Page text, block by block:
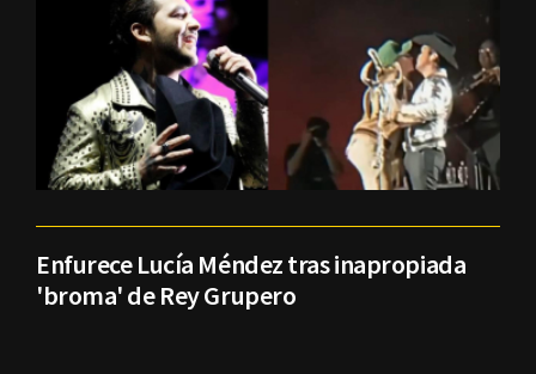
Enfurece Lucía Méndez tras inapropiada
'broma' de Rey Grupero